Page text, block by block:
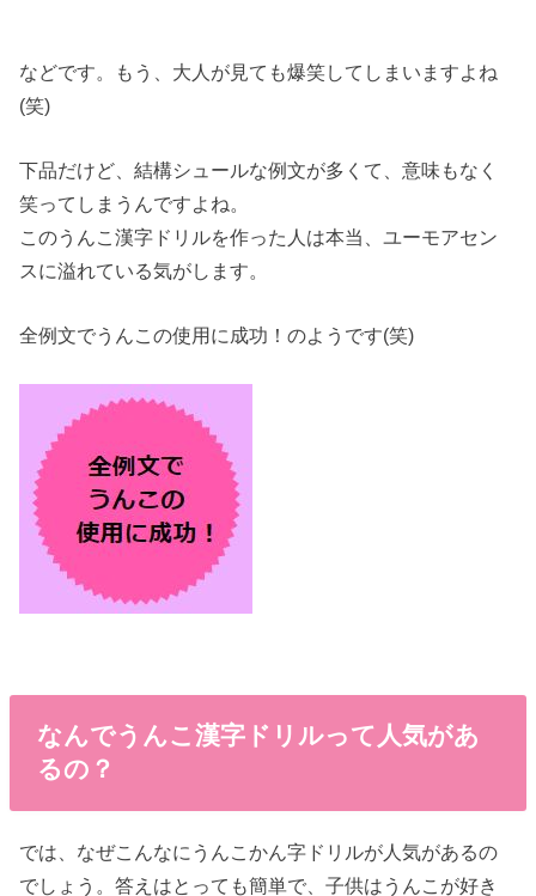
などです。もう、大人が見ても爆笑してしまいますよね
(笑)
下品だけど、結構シュールな例文が多くて、意味もなく
笑ってしまうんですよね。
このうんこ漢字ドリルを作った人は本当、ユーモアセン
スに溢れている気がします。
全例文でうんこの使用に成功！のようです(笑)
なんでうんこ漢字ドリルって人気があ
るの？
では、なぜこんなにうんこかん字ドリルが人気があるの
でしょう。答えはとっても簡単で、子供はうんこが好き